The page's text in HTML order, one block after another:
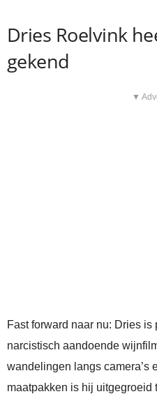
Dries Roelvink
gekend
▼
Fast forward naar nu: Dries
narcistisch aandoende
wandelingen langs camera’s
maatpakken is hij